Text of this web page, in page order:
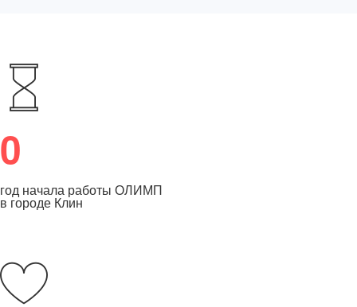
0
год начала работы ОЛИМП
в городе Клин